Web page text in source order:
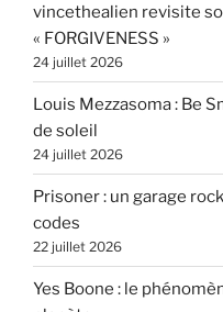
vincethealien revisite
« FORGIVENESS »
24 juillet 2026
Louis Mezzasoma : Be
de soleil
24 juillet 2026
Prisoner : un garage
codes
22 juillet 2026
Yes Boone : le